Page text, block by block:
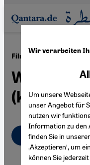
Direkt zum Inhalt
Filmkritik "American*ish"
Wo
(können)
Deutsch
Wir verarbeiten
Um unsere
unser Angebot für
nutzen wir
Information zu den
finden Sie in unserer
‚Akzeptieren‘, um
können Sie